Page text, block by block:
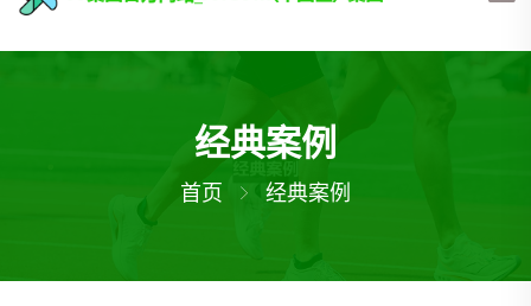
经典案例
首页 经典案例